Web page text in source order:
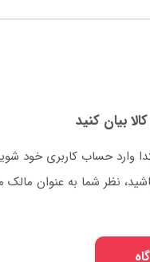
بیان کنید
وارد حساب کاربری خود
باشید، نظر شما به عنوان